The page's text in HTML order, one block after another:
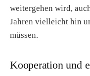
weitergehen wird,
Jahren vielleicht hin
müssen.
Kooperation und